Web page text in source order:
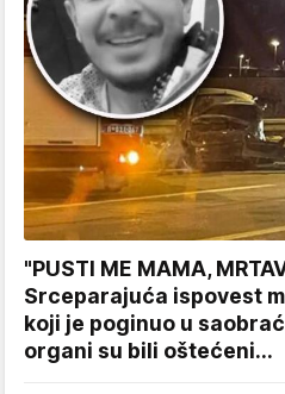
"PUSTI ME MAMA,
Srceparajuća ispovest
koji je poginuo u
organi su bili oštećeni...